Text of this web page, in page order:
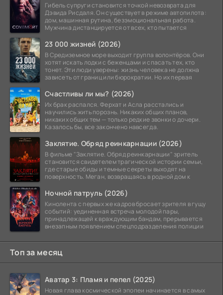
Гибель супруги становится точкой невозврата для
Дэвида Рисдаля. Он существует в режиме автопилота:
дом, машинная рутина, безэмоциональная работа.
Мужчина дистанцируется от всех, кто пытается
23 000 жизней (2026)
В Средиземное море выходит группа волонтёров. Они
хотят искать лодки с беженцами и спасать тех, кто
тонет. Эти люди уверены: жизнь человека не должна
зависеть от границ или бюрократии. Но их первая
Счастливы ли мы? (2026)
Их брак распался. Ферхат и Асла расстались и
научились жить порознь. Никаких общих планов,
никаких общих тем — только редкие звонки о дочери.
Казалось бы, все закончено навсегда.
Заклятие. Обряд реинкарнации (2026)
В фильме "Заклятие. Обряд реинкарнации" зритель
становится свидетелем трагической истории семьи,
где старые обиды и темные секреты выходят на
поверхность. Меган, возвращаясь в родной дом к
Ночной патруль (2026)
Кинолента с первых же кадров бросает зрителя в гущу
событий: уединенная встреча молодой пары,
принадлежащей к враждующим бандам, прерывается
внезапным появлением спецподразделения полиции
Топ за месяц
Аватар 3: Пламя и пепел (2025)
Новая глава космической эпопеи начинается в самых